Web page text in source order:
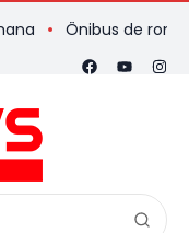
Ônibus de romeiros